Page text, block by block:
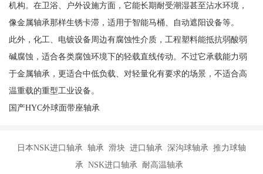
机构。在卫浴、户外设施方面，它能长期耐受潮湿甚至沾水环境，
像金属轴承那样生锈卡滞，适用于智能马桶、自动遮阳设备等。
此外，化工、电镀设备周边有腐蚀性介质，工程塑料能抵抗弱酸弱
碱腐蚀，适合各类腐蚀环境下的轻载直线传动。不过它承载能力弱
于金属轴承，更适合中低负载、对轻量化有要求的场景，不适合高
温重载的重型工业设备。
国产HYC外球面带座轴承
日本NSK进口轴承 轴承 滑块 进口轴承 深沟球轴承 推力球轴
承 NSK进口轴承 耐高温轴承